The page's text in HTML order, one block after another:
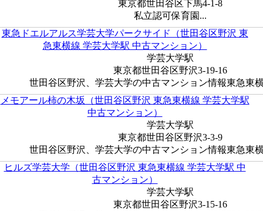
東京都世田谷区下馬4-1-8
私立認可保育園...
東急ドエルアルス学芸大学パークサイド（世田谷区野沢 東
急東横線 学芸大学駅 中古マンション）
学芸大学駅
東京都世田谷区野沢3-19-16
世田谷区野沢、学芸大学の中古マンション情報東急東
メモアール柿の木坂（世田谷区野沢 東急東横線 学芸大学駅
中古マンション）
学芸大学駅
東京都世田谷区野沢3-3-9
世田谷区野沢、学芸大学の中古マンション情報東急東
ヒルズ学芸大学（世田谷区野沢 東急東横線 学芸大学駅 中
古マンション）
学芸大学駅
東京都世田谷区野沢3-15-16